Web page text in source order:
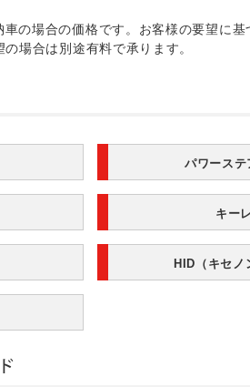
の場合の価格です。お客様の要望に
場合は別途有料で承ります。
パワーステ
キー
HID（キセノ